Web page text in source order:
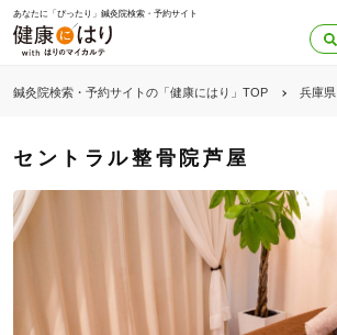
あなたに「ぴったり」鍼灸院検索・予約サイト
鍼灸院検索・予約サイトの「健康にはり」TOP 兵庫県
セントラル整骨院芦屋